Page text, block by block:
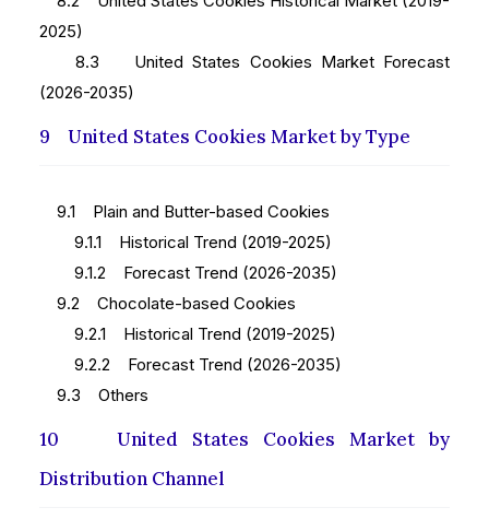
2025)
8.3 United States Cookies Market Forecast
(2026-2035)
9 United States Cookies Market by Type
9.1 Plain and Butter-based Cookies
9.1.1 Historical Trend (2019-2025)
9.1.2 Forecast Trend (2026-2035)
9.2 Chocolate-based Cookies
9.2.1 Historical Trend (2019-2025)
9.2.2 Forecast Trend (2026-2035)
9.3 Others
10 United States Cookies Market by
Distribution Channel